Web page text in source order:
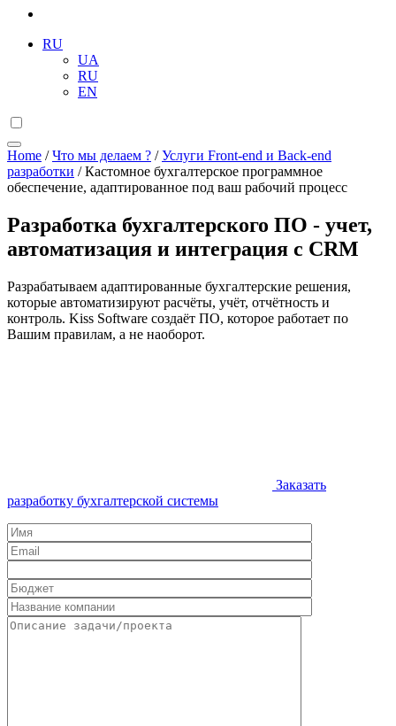
RU
UA
RU
EN
Home /Что мы делаем ? /Услуги Front-end и Back-end
разработки /Кастомное бухгалтерское программное
обеспечение, адаптированное под ваш рабочий процесс
Разработка бухгалтерского ПО - учет,
автоматизация и интеграция с CRM
Разрабатываем адаптированные бухгалтерские решения,
которые автоматизируют расчёты, учёт, отчётность и
контроль. Kiss Software создаёт ПО, которое работает по
Вашим правилам, а не наоборот.
Заказать
разработку бухгалтерской системы